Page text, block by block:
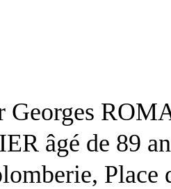
Georges
âgé de 89
Place